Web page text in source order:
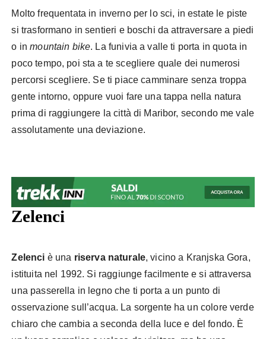
Molto frequentata in inverno per lo sci, in estate le piste
si trasformano in sentieri e boschi da attraversare a piedi
o inmountain bike. La funivia a valle ti porta in quota in
poco tempo, poi sta a te scegliere quale dei numerosi
percorsi scegliere. Se ti piace camminare senza troppa
gente intorno, oppure vuoi fare una tappa nella natura
prima di raggiungere la città di Maribor, secondo me vale
assolutamente una deviazione.
Zelenci
Zelenci è una riserva naturale, vicino a Kranjska Gora,
istituita nel 1992. Si raggiunge facilmente e si attraversa
una passerella in legno che ti porta a un punto di
osservazione sull’acqua. La sorgente ha un colore verde
chiaro che cambia a seconda della luce e del fondo. È